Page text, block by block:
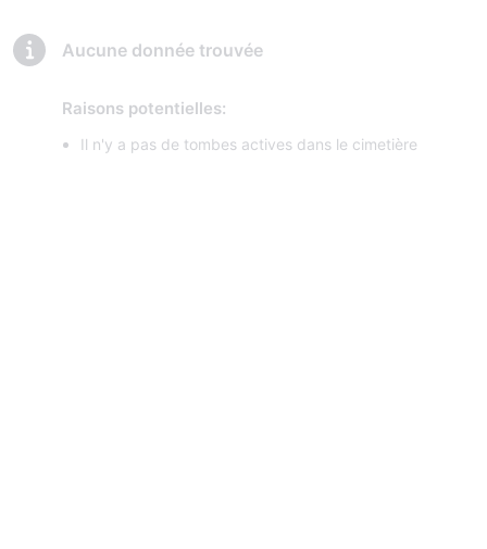
Aucune donnée trouvée
Raisons potentielles:
Il n'y a pas de tombes actives dans le cimetière